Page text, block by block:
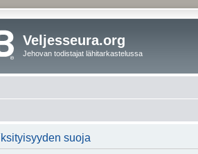
Veljesseura.org
Jehovan todistajat lähitarkastelussa
suoja